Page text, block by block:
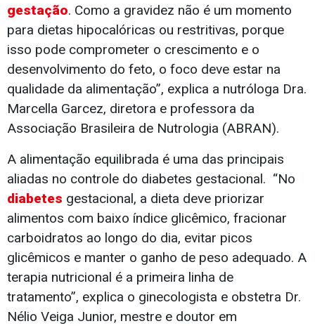
gestação. Como a gravidez não é um momento
para dietas hipocalóricas ou restritivas, porque
isso pode comprometer o crescimento e o
desenvolvimento do feto, o foco deve estar na
qualidade da alimentação”, explica a nutróloga Dra.
Marcella Garcez, diretora e professora da
Associação Brasileira de Nutrologia (ABRAN).
A alimentação equilibrada é uma das principais
aliadas no controle do diabetes gestacional. “No
diabetes gestacional, a dieta deve priorizar
alimentos com baixo índice glicêmico, fracionar
carboidratos ao longo do dia, evitar picos
glicêmicos e manter o ganho de peso adequado. A
terapia nutricional é a primeira linha de
tratamento”, explica o ginecologista e obstetra Dr.
Nélio Veiga Junior, mestre e doutor em